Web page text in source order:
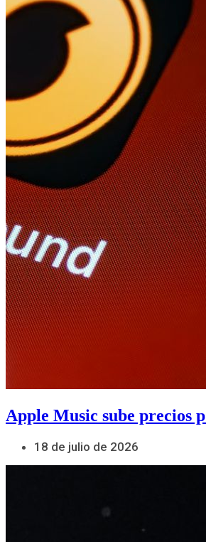
Apple Music sube precios
18 de julio de 2026